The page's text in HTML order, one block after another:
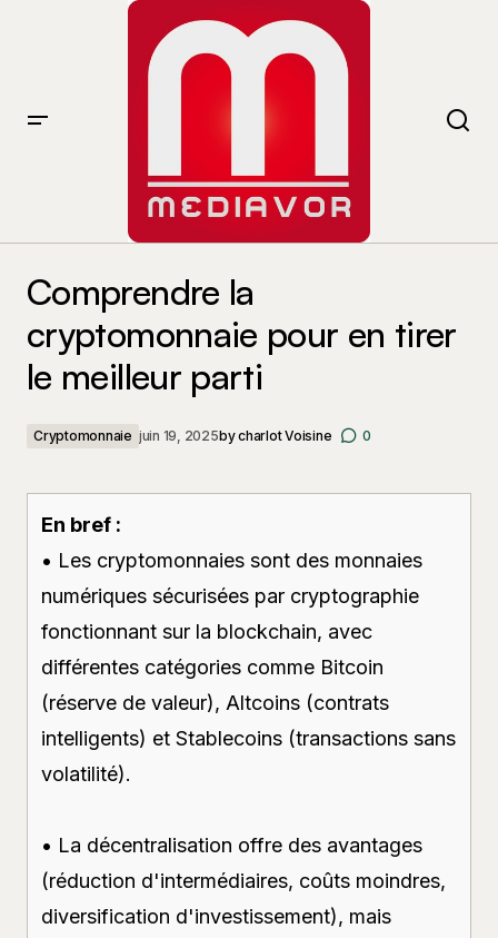
Comprendre la
cryptomonnaie pour en tirer
le meilleur parti
Cryptomonnaie juin 19, 2025bycharlot Voisine 0
En bref :
• Les cryptomonnaies sont des monnaies
numériques sécurisées par cryptographie
fonctionnant sur la blockchain, avec
différentes catégories comme Bitcoin
(réserve de valeur), Altcoins (contrats
intelligents) et Stablecoins (transactions sans
volatilité).
• La décentralisation offre des avantages
(réduction d'intermédiaires, coûts moindres,
diversification d'investissement), mais